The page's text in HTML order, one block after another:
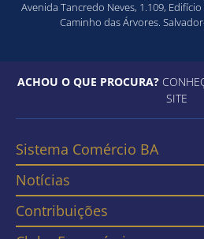
Avenida Tancredo Neves, 1.109,
Caminho das Árvores.
ACHOU O QUE PROCURA?
SITE
Sistema Comércio BA
Notícias
Contribuições